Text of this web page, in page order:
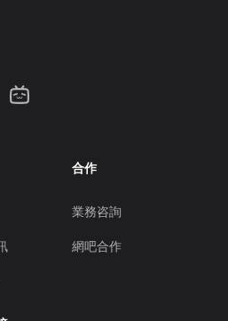
合作
業務咨詢
網吧合作